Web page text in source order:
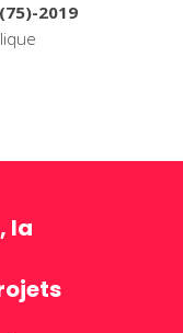
2019
la